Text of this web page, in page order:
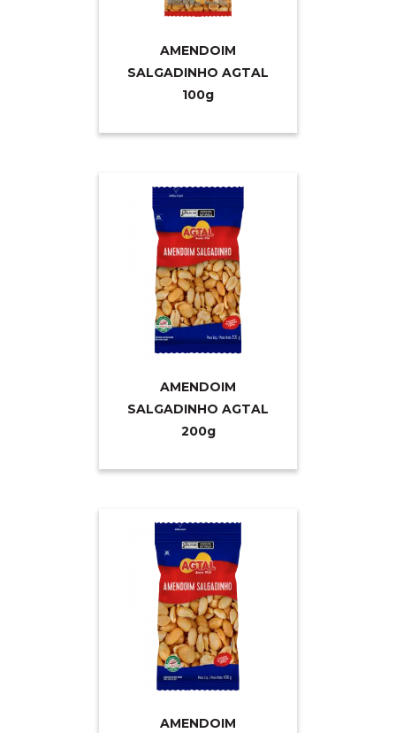
AMENDOIM
SALGADINHO AGTAL
100g
AMENDOIM
SALGADINHO AGTAL
200g
AMENDOIM